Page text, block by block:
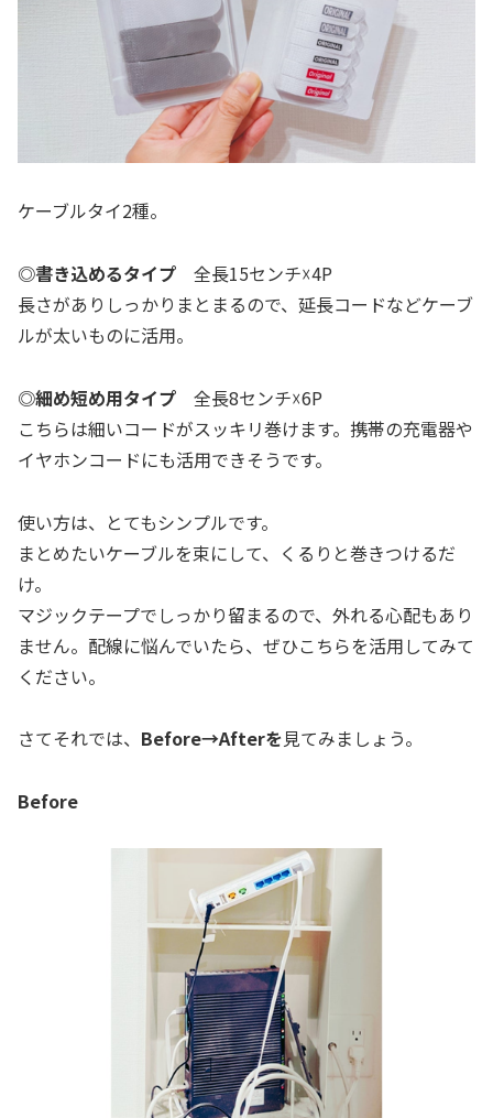
ケーブルタイ2種。
◎書き込めるタイプ 全長15センチ☓4P
長さがありしっかりまとまるので、延長コードなどケーブ
ルが太いものに活用。
◎細め短め用タイプ 全長8センチ☓6P
こちらは細いコードがスッキリ巻けます。携帯の充電器や
イヤホンコードにも活用できそうです。
使い方は、とてもシンプルです。
まとめたいケーブルを束にして、くるりと巻きつけるだ
け。
マジックテープでしっかり留まるので、外れる心配もあり
ません。配線に悩んでいたら、ぜひこちらを活用してみて
ください。
さてそれでは、 Before→Afterを見てみましょう。
Before